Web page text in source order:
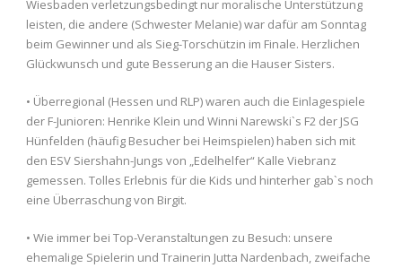
Wiesbaden verletzungsbedingt nur moralische Unterstützung
leisten, die andere (Schwester Melanie) war dafür am Sonntag
beim Gewinner und als Sieg-Torschützin im Finale. Herzlichen
Glückwunsch und gute Besserung an die Hauser Sisters.
• Überregional (Hessen und RLP) waren auch die Einlagespiele
der F-Junioren: Henrike Klein und Winni Narewski`s F2 der JSG
Hünfelden (häufig Besucher bei Heimspielen) haben sich mit
den ESV Siershahn-Jungs von „Edelhelfer“ Kalle Viebranz
gemessen. Tolles Erlebnis für die Kids und hinterher gab`s noch
eine Überraschung von Birgit.
• Wie immer bei Top-Veranstaltungen zu Besuch: unsere
ehemalige Spielerin und Trainerin Jutta Nardenbach, zweifache